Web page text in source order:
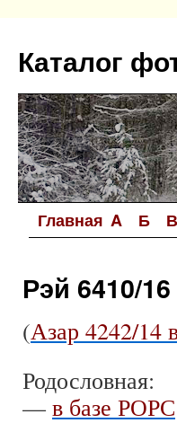
содержимому
Каталог
Главная A Б В
Рэй 6410/
(Азар 4242/
Родословная:
— в базе РОРС